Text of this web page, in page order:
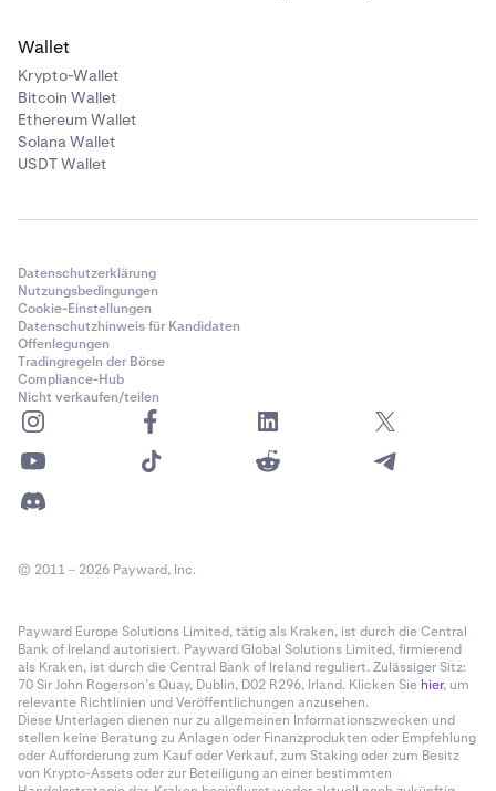
Wallet
Krypto-Wallet
Bitcoin Wallet
Ethereum Wallet
Solana Wallet
USDT Wallet
Datenschutzerklärung
Nutzungsbedingungen
Cookie-Einstellungen
Datenschutzhinweis für Kandidaten
Offenlegungen
Tradingregeln der Börse
Compliance-Hub
Nicht verkaufen/teilen
© 2011 – 2026 Payward, Inc.
Payward Europe Solutions Limited, tätig als Kraken, ist durch die Central
Bank of Ireland autorisiert. Payward Global Solutions Limited, firmierend
als Kraken, ist durch die Central Bank of Ireland reguliert. Zulässiger Sitz:
70 Sir John Rogerson’s Quay, Dublin, D02 R296, Irland. Klicken Sie hier, um
relevante Richtlinien und Veröffentlichungen anzusehen.
Diese Unterlagen dienen nur zu allgemeinen Informationszwecken und
stellen keine Beratung zu Anlagen oder Finanzprodukten oder Empfehlung
oder Aufforderung zum Kauf oder Verkauf, zum Staking oder zum Besitz
von Krypto-Assets oder zur Beteiligung an einer bestimmten